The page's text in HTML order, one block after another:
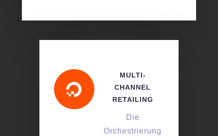

MULTI-
CHANNEL
RETAILING
Die
Orchestrierung